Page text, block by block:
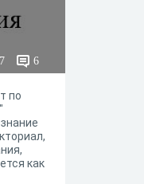
6
по
как